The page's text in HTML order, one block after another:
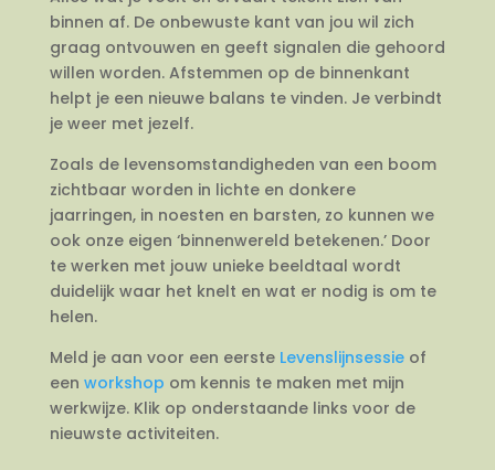
binnen af. De onbewuste kant van jou wil zich
graag ontvouwen en geeft signalen die gehoord
willen worden. Afstemmen op de binnenkant
helpt je een nieuwe balans te vinden. Je verbindt
je weer met jezelf.
Zoals de levensomstandigheden van een boom
zichtbaar worden in lichte en donkere
jaarringen, in noesten en barsten, zo kunnen we
ook onze eigen ‘binnenwereld betekenen.’ Door
te werken met jouw unieke beeldtaal wordt
duidelijk waar het knelt en wat er nodig is om te
helen.
Meld je aan voor een eerste Levenslijnsessieof
een workshop om kennis te maken met mijn
werkwijze. Klik op onderstaande links voor de
nieuwste activiteiten.